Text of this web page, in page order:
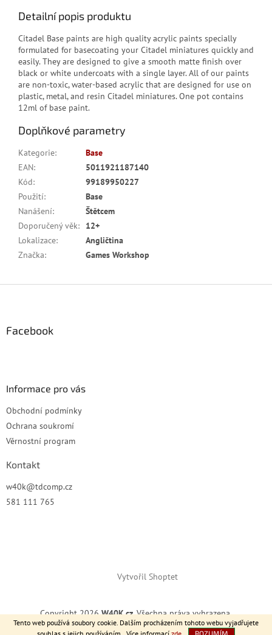
Tento web používá soubory cookie. Dalším procházením tohoto webu vyjadřujete
ROZUMÍM
Detailní popis produktu
Citadel Base paints are high quality acrylic paints specially
formulated for basecoating your Citadel miniatures quickly and
easily. They are designed to give a smooth matte finish over
black or white undercoats with a single layer. All of our paints
are non-toxic, water-based acrylic that are designed for use on
plastic, metal, and resin Citadel miniatures. One pot contains
12ml of base paint.
Doplňkové parametry
Kategorie:
Base
EAN:
5011921187140
Kód:
99189950227
Použití:
Base
Nanášení:
Štětcem
Doporučený věk:
12+
Lokalizace:
Angličtina
Značka: Games Workshop
Facebook
Informace pro vás
Obchodní podmínky
Ochrana soukromí
Věrnostní program
Kontakt
w40k@tdcomp.cz
581 111 765
Vytvořil Shoptet
Copyright 2026W40K.cz. Všechna práva vyhrazena.